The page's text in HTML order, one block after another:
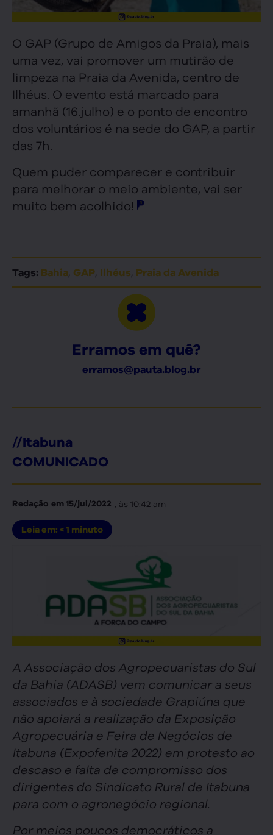
O GAP (Grupo de Amigos da Praia), mais
uma vez, vai promover um mutirão de
limpeza na Praia da Avenida, centro de
Ilhéus. O evento está marcado para
amanhã (16.julho) e o ponto de encontro
dos voluntários é na sede do GAP, a partir
das 7h.
Quem puder comparecer e contribuir
para melhorar o meio ambiente, vai ser
muito bem acolhido!
Tags: Bahia, GAP, Ilhéus, Praia da Avenida
Erramos em quê?
erramos@pauta.blog.br
//Itabuna
COMUNICADO
Redação em15/jul/2022 , às 10:42 am
Leia em: < 1 minuto
A Associação dos Agropecuaristas do Sul
da Bahia (ADASB) vem comunicar a seus
associados e à sociedade Grapiúna que
não apoiará a realização da Exposição
Agropecuária e Feira de Negócios de
Itabuna (Expofenita 2022) em protesto ao
descaso e falta de compromisso dos
dirigentes do Sindicato Rural de Itabuna
para com o agronegócio regional.
Por meios poucos democráticos a